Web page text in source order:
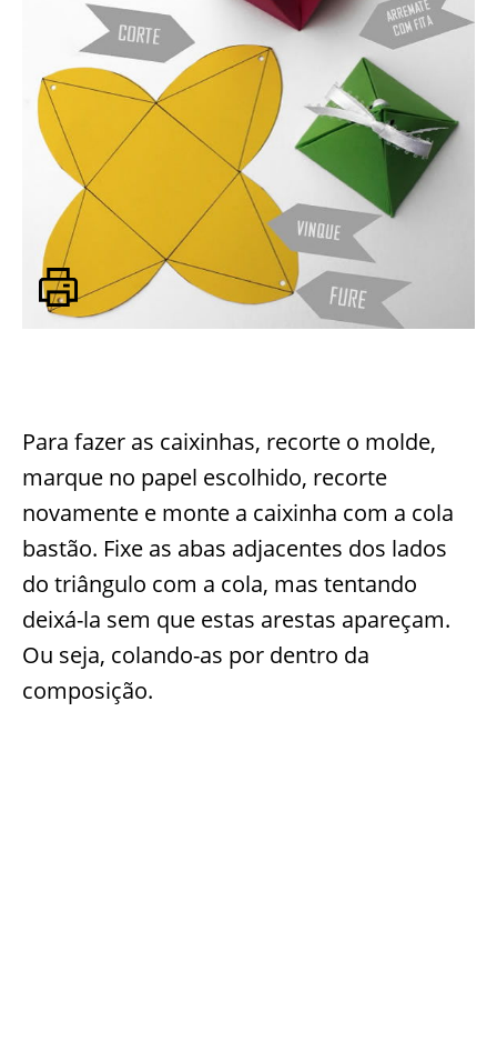
Para fazer as caixinhas, recorte o molde,
marque no papel escolhido, recorte
novamente e monte a caixinha com a cola
bastão. Fixe as abas adjacentes dos lados
do triângulo com a cola, mas tentando
deixá-la sem que estas arestas apareçam.
Ou seja, colando-as por dentro da
composição.